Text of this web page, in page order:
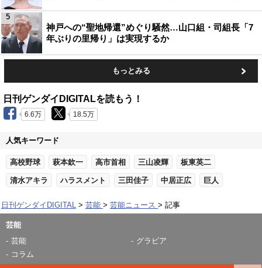
神戸への“聖地帰還”めぐり騒然…山口組・司組長「7
年ぶりの里帰り」は実現するか
5
もっとみる
日刊ゲンダイDIGITALを読もう！
6.6万 18.5万
人気キーワード
高校野球 萩本欽一 高市首相 三山凌輝 板東英二
清水アキラ ハラスメント 三田佳子 中居正広 巨人
日刊ゲンダイDIGITAL 芸能 芸能ニュース 記事
芸能
芸能
グラビア
コラム